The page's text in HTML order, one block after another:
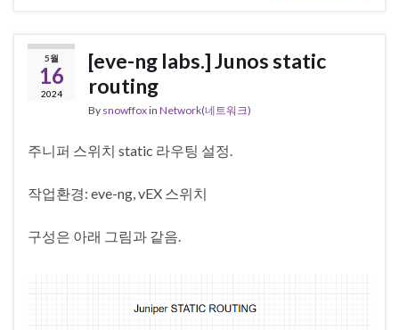
5월
16
2024
[eve-ng labs.] Junos static
routing
By snowffoxin Network(네트워크)
주니퍼 스위치 static 라우팅 설정.
작업환경: eve-ng, vEX 스위치
구성은 아래 그림과 같음.